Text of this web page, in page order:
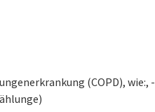
(COPD), wie:, -